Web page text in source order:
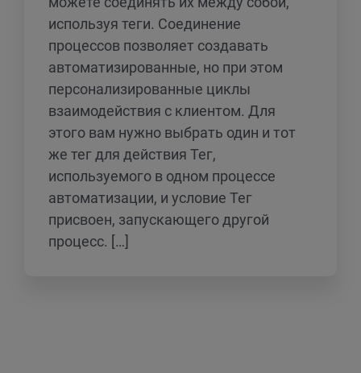
используя теги. Соединение
процессов позволяет создавать
автоматизированные, но при этом
персонализированные циклы
взаимодействия с клиентом. Для
этого вам нужно выбрать один и тот
же тег для действия Тег,
используемого в одном процессе
автоматизации, и условие Тег
присвоен, запускающего другой
процесс. […]